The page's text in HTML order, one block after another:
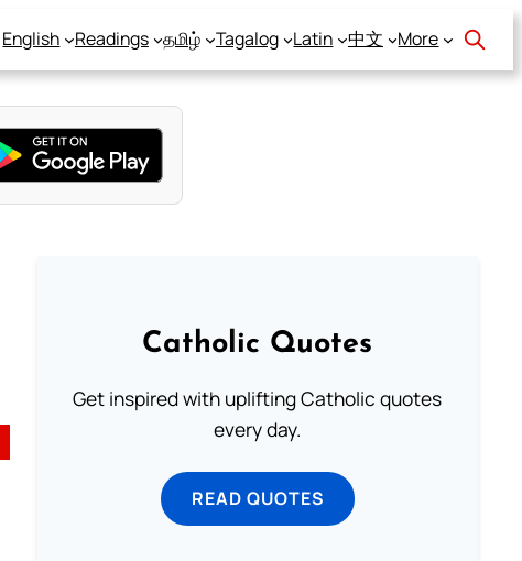
English Readings தமிழ் Tagalog Latin 中文 More
Catholic Quotes
Get inspired with uplifting Catholic quotes
every day.
READ QUOTES